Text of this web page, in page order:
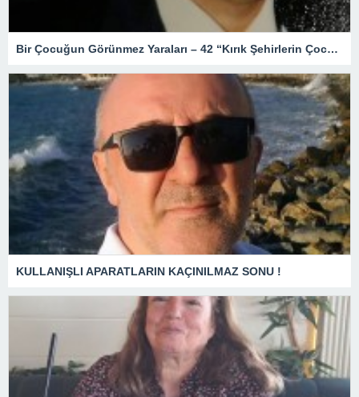
Bir Çocuğun Görünmez Yaraları – 42 “Kırık Şehirlerin Çocukları”
KULLANIŞLI APARATLARIN KAÇINILMAZ SONU !